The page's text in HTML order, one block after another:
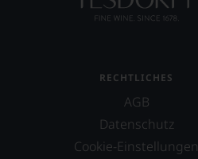
RECHTLICHES
AGB
Datenschutz
Cookie-Einstellungen